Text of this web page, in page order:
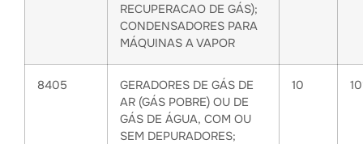
RECUPERACAO DE GÁS);
CONDENSADORES PARA
MÁQUINAS A VAPOR
8405
GERADORES DE GÁS DE
AR (GÁS POBRE) OU DE
GÁS DE ÁGUA, COM OU
SEM DEPURADORES;
10